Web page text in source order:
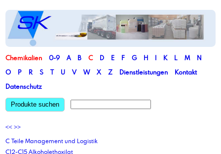
Chemikalien 0-9 A B C D E F G H I K L M
N
O
P R S T U V W X Z Dienstleistungen
Kontakt
Datenschutz
Produkte suchen
<< >>
C Teile Management und Logistik
C12-C15 Alkoholethoxilat